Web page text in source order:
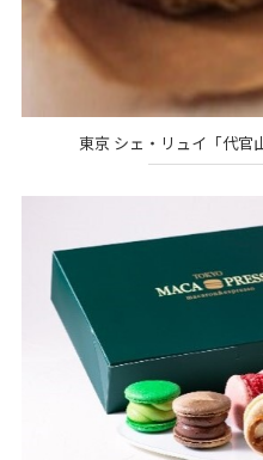
東京 シェ・リュイ「代官